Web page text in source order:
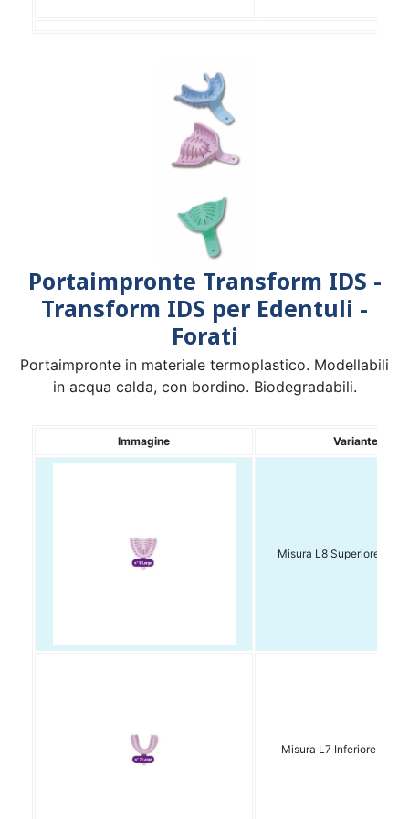
Portaimpronte Transform IDS -
Transform IDS per Edentuli -
Forati
Portaimpronte in materiale termoplastico. Modellabili
in acqua calda, con bordino. Biodegradabili.
Immagine Variante
Misura L8 Superiore
Misura L7 Inferiore Conf